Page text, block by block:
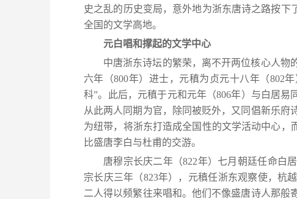
史之乱的历史变局，意外地为浙东唐诗之路按下
全国的文学高地。
元白唱和撑起的文学中心
中唐浙东诗坛的繁荣，离不开两位核心人
六年（800年）进士，元稹为贞元十八年（802
科”。‌此后，元稹于‌元和元年（806年）‌与白居易
从此两人同期为官，除同被贬外，又同倡新乐
为纽带，将浙东打造成全国性的文学活动中心，
比盛唐李白与杜甫的交游。
唐穆宗长庆二年（822年）七月朝廷任命白
宗长庆三年（823年），元稹任浙东观察使，杭
二人得以频繁往来唱和。他们不像盛唐诗人那般